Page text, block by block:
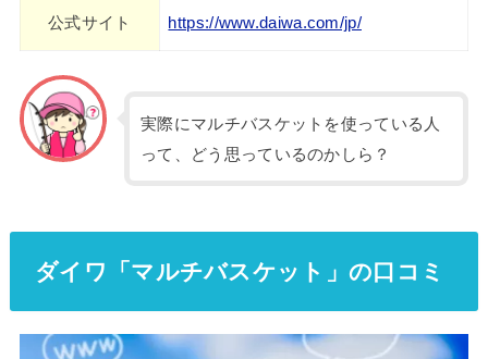
公式サイト https://www.daiwa.com/jp/
実際にマルチバスケットを使っている人
って、どう思っているのかしら？
ダイワ「マルチバスケット」の口コミ